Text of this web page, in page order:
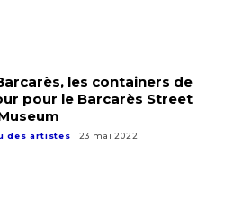
les containers de
pour le Barcarès Street
des artistes 23 mai 2022